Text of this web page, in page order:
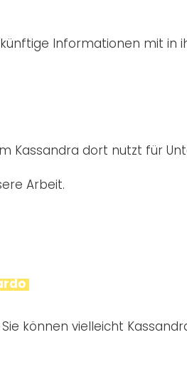
Informationen mit in
Kassandra dort nutzt für
Arbeit.
können vielleicht